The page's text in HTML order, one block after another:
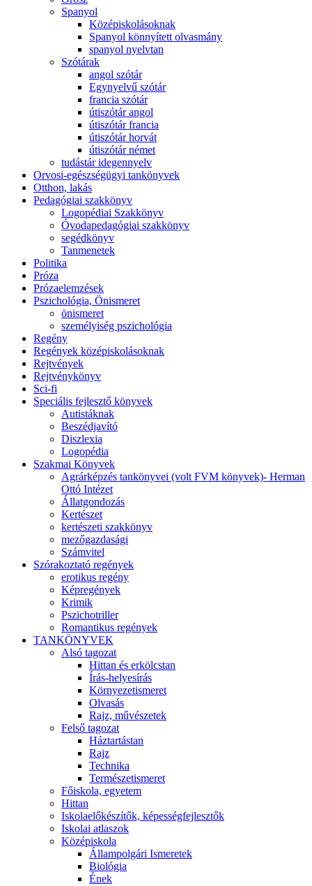
Spanyol
Középiskolásoknak
Spanyol könnyített olvasmány
spanyol nyelvtan
Szótárak
angol szótár
Egynyelvű szótár
francia szótár
útiszótár angol
útiszótár francia
útiszótár horvát
útiszótár német
tudástár idegennyelv
Orvosi-egészségügyi tankönyvek
Otthon, lakás
Pedagógiai szakkönyv
Logopédiai Szakkönyv
Óvodapedagógiai szakkönyv
segédkönyv
Tanmenetek
Politika
Próza
Prózaelemzések
Pszichológia, Önismeret
önismeret
személyiség pszichológia
Regény
Regények középiskolásoknak
Rejtvények
Rejtvénykönyv
Sci-fi
Speciális fejlesztő könyvek
Autistáknak
Beszédjavító
Diszlexia
Logopédia
Szakmai Könyvek
Agrárképzés tankönyvei (volt FVM könyvek)- Herman
Ottó Intézet
Állatgondozás
Kertészet
kertészeti szakkönyv
mezőgazdasági
Számvitel
Szórakoztató regények
erotikus regény
Képregények
Krimik
Pszichotriller
Romantikus regények
TANKÖNYVEK
Alsó tagozat
Hittan és erkölcstan
Írás-helyesírás
Környezetismeret
Olvasás
Rajz, művészetek
Felső tagozat
Háztartástan
Rajz
Technika
Természetismeret
Főiskola, egyetem
Hittan
Iskolaelőkészítők, képességfejlesztők
Iskolai atlaszok
Középiskola
Állampolgári Ismeretek
Biológia
Ének